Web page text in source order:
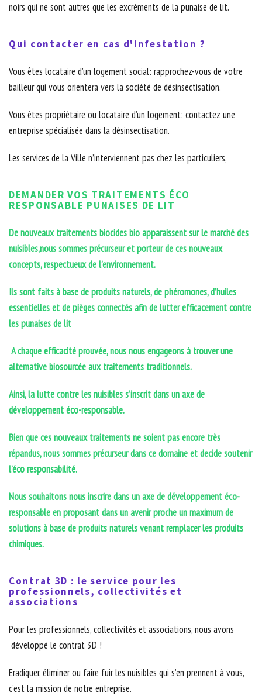
noirs qui ne sont autres que les excréments de la punaise de lit.
Qui contacter en cas d'infestation ?
Vous êtes locataire d’un logement social: rapprochez-vous de votre
bailleur qui vous orientera vers la société de désinsectisation.
Vous êtes propriétaire ou locataire d’un logement: contactez une
entreprise spécialisée dans la désinsectisation.
Les services de la Ville n’interviennent pas chez les particuliers,
DEMANDER VOS TRAITEMENTS ÉCO
RESPONSABLE PUNAISES DE LIT
De nouveaux traitements biocides bio apparaissent sur le marché des
nuisibles,nous sommes précurseur et porteur de ces nouveaux
concepts, respectueux de l’environnement.
Ils sont faits à base de produits naturels, de phéromones, d’huiles
essentielles et de pièges connectés afin de lutter efficacement contre
les punaises de lit
A chaque efficacité prouvée, nous nous engageons à trouver une
alternative biosourcée aux traitements traditionnels.
Ainsi, la lutte contre les nuisibles s’inscrit dans un axe de
développement éco-responsable.
Bien que ces nouveaux traitements ne soient pas encore très
répandus, nous sommes précurseur dans ce domaine et decide soutenir
l’éco responsabilité.
Nous souhaitons nous inscrire dans un axe de développement éco-
responsable en proposant dans un avenir proche un maximum de
solutions à base de produits naturels venant remplacer les produits
chimiques.
Contrat 3D : le service pour les
professionnels, collectivités et
associations
Pour les professionnels, collectivités et associations, nous avons
développé le contrat 3D !
Eradiquer, éliminer ou faire fuir les nuisibles qui s’en prennent à vous,
c’est la mission de notre entreprise.